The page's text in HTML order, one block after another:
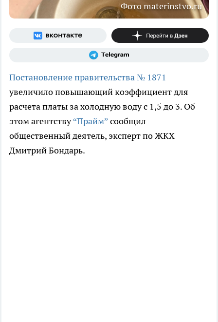
Фото materinstvo.ru
Постановление правительства № 1871
увеличило повышающий коэффициент для
расчета платы за холодную воду с 1,5 до 3. Об
этом агентству“Прайм” сообщил
общественный деятель, эксперт по ЖКХ
Дмитрий Бондарь.